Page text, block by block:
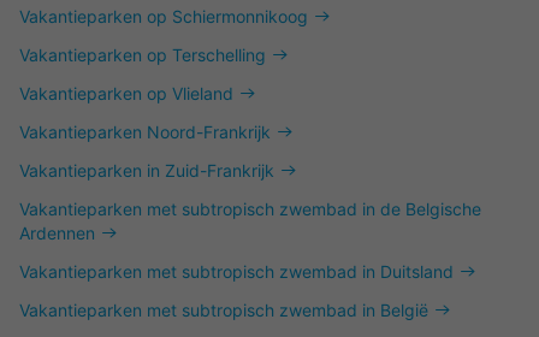
Vakantieparken op Schiermonnikoog
Vakantieparken op Terschelling
Vakantieparken op Vlieland
Vakantieparken Noord-Frankrijk
Vakantieparken in Zuid-Frankrijk
Vakantieparken met subtropisch zwembad in de Belgische
Ardennen
Vakantieparken met subtropisch zwembad in Duitsland
Vakantieparken met subtropisch zwembad in België